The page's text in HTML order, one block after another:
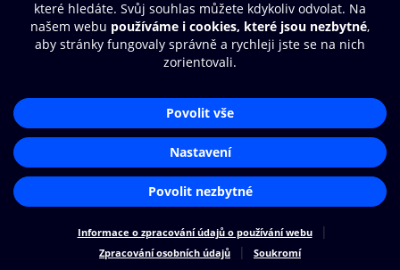
Nákupní řád
Přístupnost
Cookies
Nastavení cookies
Aplikace O2 Knihovna
Čti a poslouchej své e-knihy a
audioknihy rychleji a pohodlněji.